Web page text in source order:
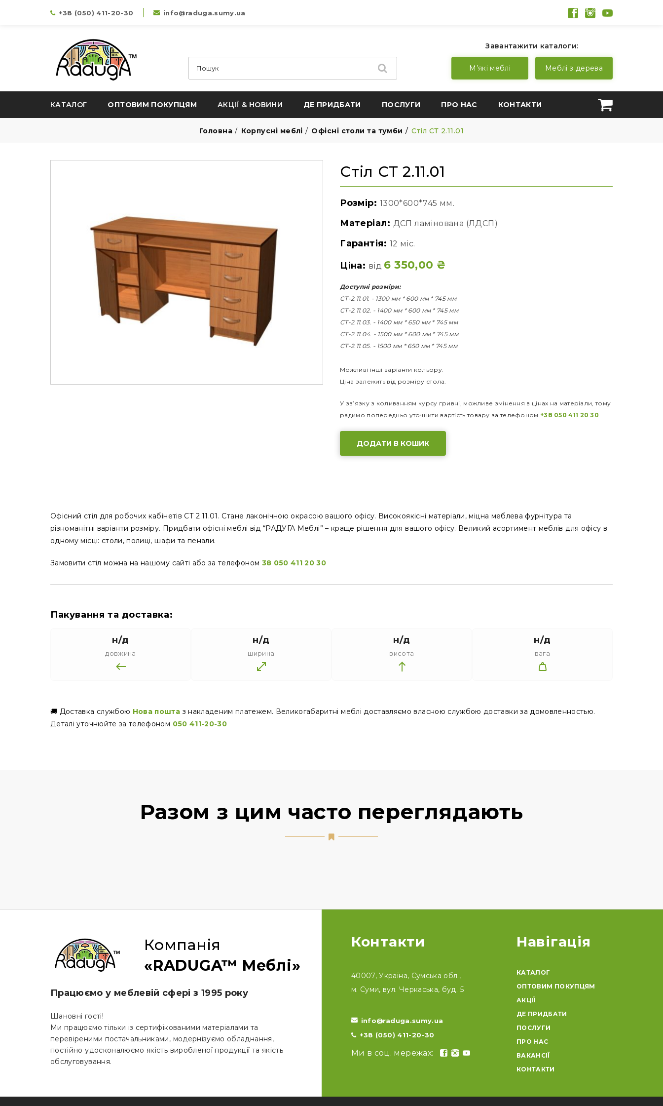
+38 (050) 411-20-30 info@raduga.sumy.ua
Завантажити каталоги:
М’які меблі Меблі з дерева
КАТАЛОГ ОПТОВИМ ПОКУПЦЯМ АКЦІЇ & НОВИНИ ДЕ ПРИДБАТИ ПОСЛУГИ ПРО НАС КОНТАКТИ
Головна Корпусні меблі Офісні столи та тумби Стіл СТ 2.11.01
Стіл СТ 2.11.01
Розмір: 1300*600*745 мм.
Матеріал: ДСП ламінована (ЛДСП)
Гарантія: 12 міс.
Ціна: від 6 350,00 ₴
Доступні розміри:
СТ-2.11.01. - 1300 мм * 600 мм * 745 мм
СТ-2.11.02. - 1400 мм * 600 мм * 745 мм
СТ-2.11.03. - 1400 мм * 650 мм * 745 мм
СТ-2.11.04. - 1500 мм * 600 мм * 745 мм
СТ-2.11.05. - 1500 мм * 650 мм * 745 мм
Можливі інші варіанти кольору.
Ціна залежить від розміру стола.
У зв’язку з коливанням курсу гривні, можливе змінення в цінах на матеріали, тому
радимо попередньо уточнити вартість товару за телефоном +38 050 411 20 30
ДОДАТИ В КОШИК
Офісний стіл для робочих кабінетів СТ 2.11.01. Стане лаконічною окрасою вашого офісу. Високоякісні матеріали, міцна меблева фурнітура та
різноманітні варіанти розміру. Придбати офісні меблі від “РАДУГА Меблі” – краще рішення для вашого офісу. Великий асортимент меблів для офісу в
одному місці: столи, полиці, шафи та пенали.
Замовити стіл можна на нашому сайті або за телефоном 38 050 411 20 30
Пакування та доставка:
н/д
довжина
н/д
ширина
н/д
висота
н/д
вага
🚚 Доставка службою Нова пошта з накладеним платежем. Великогабаритні меблі доставляємо власною службою доставки за домовленностью.
Деталі уточнюйте за телефоном 050 411-20-30
Разом з цим часто переглядають
Компанія
«RADUGA™ Меблі»
Працюємо у меблевій сфері з 1995 року
Шановні гості!
Ми працюємо тільки із сертифікованими матеріалами та
перевіреними постачальниками, модернізуємо обладнання,
постійно удосконалюємо якість виробленої продукції та якість
обслуговування.
Контакти
40007, Україна, Сумська обл.,
м. Суми, вул. Черкаська, буд. 5
info@raduga.sumy.ua
+38 (050) 411-20-30
Ми в соц. мережах:
Навігація
КАТАЛОГ
ОПТОВИМ ПОКУПЦЯМ
АКЦІЇ
ДЕ ПРИДБАТИ
ПОСЛУГИ
ПРО НАС
ВАКАНСІЇ
КОНТАКТИ